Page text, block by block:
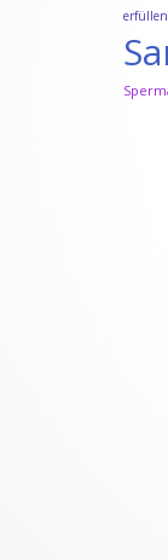
erfüllen